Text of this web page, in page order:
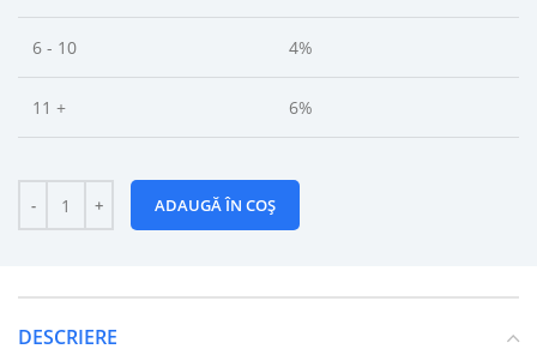
6 - 10 4%
11 + 6%
ADAUGĂ ÎN COȘ
DESCRIERE